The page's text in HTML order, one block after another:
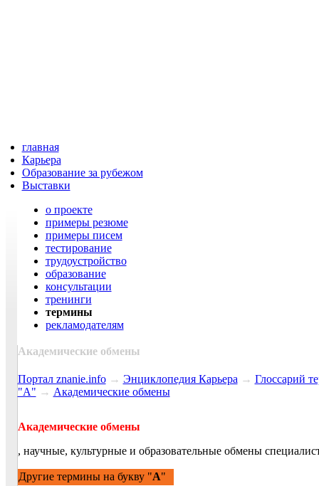
главная
Карьера
Образование за рубежом
Выставки
о проекте
примеры резюме
примеры писем
тестирование
трудоустройство
образование
консультации
тренинги
термины
рекламодателям
Академические обмены
Портал znanie.info→ Энциклопедия Карьера → Глосcарий
"А" → Академические обмены
Академические обмены
, научные, культурные и образовательные обмены
Другие термины на букву "А"